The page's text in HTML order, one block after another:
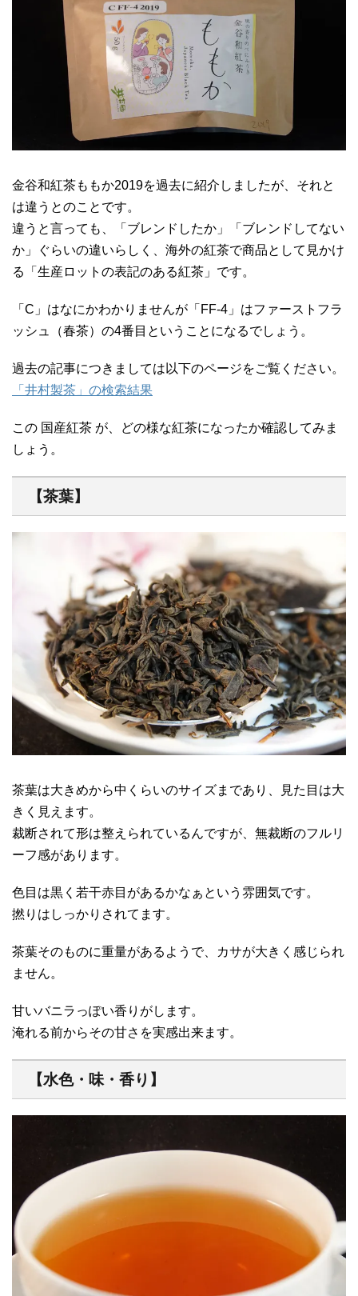
金谷和紅茶ももか2019を過去に紹介しましたが、それと
は違うとのことです。
違うと言っても、「ブレンドしたか」「ブレンドしてない
か」ぐらいの違いらしく、海外の紅茶で商品として見かけ
る「生産ロットの表記のある紅茶」です。
「C」はなにかわかりませんが「FF-4」はファーストフラ
ッシュ（春茶）の4番目ということになるでしょう。
過去の記事につきましては以下のページをご覧ください。
「井村製茶」の検索結果
この 国産紅茶 が、どの様な紅茶になったか確認してみま
しょう。
【茶葉】
茶葉は大きめから中くらいのサイズまであり、見た目は大
きく見えます。
裁断されて形は整えられているんですが、無裁断のフルリ
ーフ感があります。
色目は黒く若干赤目があるかなぁという雰囲気です。
撚りはしっかりされてます。
茶葉そのものに重量があるようで、カサが大きく感じられ
ません。
甘いバニラっぽい香りがします。
淹れる前からその甘さを実感出来ます。
【水色・味・香り】